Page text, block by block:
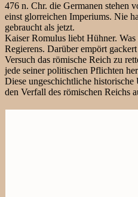
476 n. Chr. die Germanen stehen
einst glorreichen Imperiums. Nie
gebraucht als jetzt.
Kaiser Romulus liebt Hühner.
Regierens. Darüber empört
Versuch das römische Reich zu
jede seiner politischen Pflichten
Diese ungeschichtliche
den Verfall des römischen Reichs